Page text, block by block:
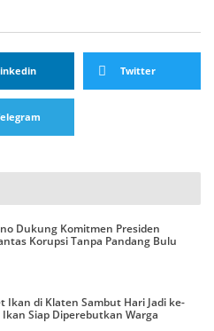
Twitter
Dukung Komitmen Presiden
Korupsi Tanpa Pandang Bulu
Ikan di Klaten Sambut Hari Jadi ke-
Ikan Siap Diperebutkan Warga